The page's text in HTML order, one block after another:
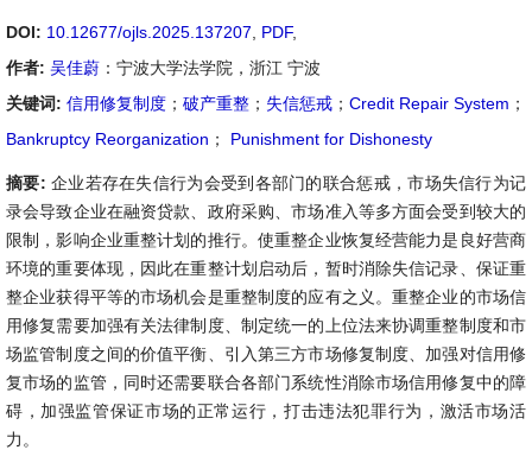
DOI: 10.12677/ojls.2025.137207 PDF,
作者: 吴佳蔚 ：宁波大学法学院，浙江 宁波
关键词: 信用修复制度 ； 破产重整 ； 失信惩戒 ； Credit Repair System ；
Bankruptcy Reorganization ； Punishment for Dishonesty
摘要: 企业若存在失信行为会受到各部门的联合惩戒，市场失信行为记
录会导致企业在融资贷款、政府采购、市场准入等多方面会受到较大的
限制，影响企业重整计划的推行。使重整企业恢复经营能力是良好营商
环境的重要体现，因此在重整计划启动后，暂时消除失信记录、保证重
整企业获得平等的市场机会是重整制度的应有之义。重整企业的市场信
用修复需要加强有关法律制度、制定统一的上位法来协调重整制度和市
场监管制度之间的价值平衡、引入第三方市场修复制度、加强对信用修
复市场的监管，同时还需要联合各部门系统性消除市场信用修复中的障
碍，加强监管保证市场的正常运行，打击违法犯罪行为，激活市场活
力。